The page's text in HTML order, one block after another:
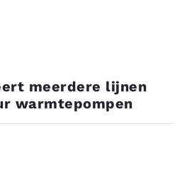
meerdere lijnen
warmtepompen